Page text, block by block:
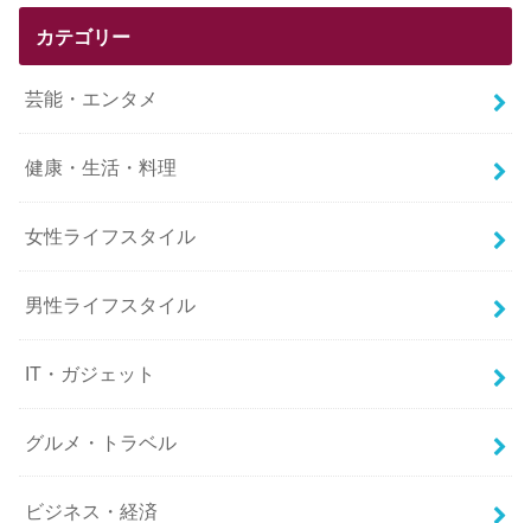
カテゴリー
芸能・エンタメ
健康・生活・料理
女性ライフスタイル
男性ライフスタイル
IT・ガジェット
グルメ・トラベル
ビジネス・経済